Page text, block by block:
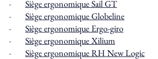
- Siège ergonomique Sail GT
- Siège ergonomique Globeline
- Siège ergonomique Ergo-giro
- Siège ergonomique Xilium
- Siège ergonomique RH New Logic